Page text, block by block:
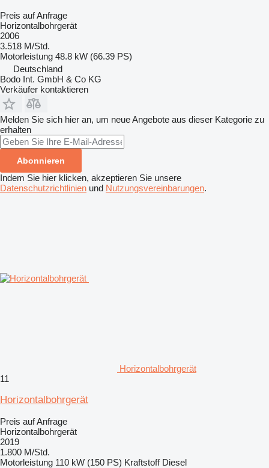
Preis auf Anfrage
Horizontalbohrgerät
2006
3.518 M/Std.
Motorleistung 48.8 kW (66.39 PS)
Deutschland
Bodo Int. GmbH & Co KG
Verkäufer kontaktieren
Melden Sie sich hier an, um neue Angebote aus dieser Kategorie zu
erhalten
Abonnieren
Indem Sie hier klicken, akzeptieren Sie unsere
Datenschutzrichtlinien und Nutzungsvereinbarungen.
Horizontalbohrgerät
11
Horizontalbohrgerät
Preis auf Anfrage
Horizontalbohrgerät
2019
1.800 M/Std.
Motorleistung 110 kW (150 PS) Kraftstoff Diesel